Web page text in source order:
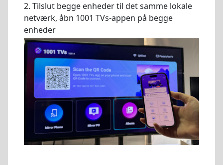
2. Tilslut begge enheder til det samme lokale
netværk, åbn 1001 TVs-appen på begge
enheder